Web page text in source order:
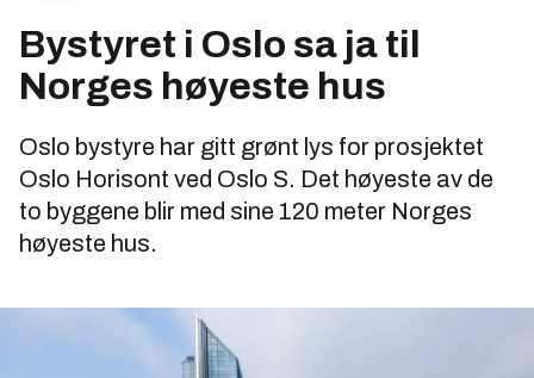
Bystyret i Oslo sa ja til
Norges høyeste hus
Oslo bystyre har gitt grønt lys for prosjektet
Oslo Horisont ved Oslo S. Det høyeste av de
to byggene blir med sine 120 meter Norges
høyeste hus.